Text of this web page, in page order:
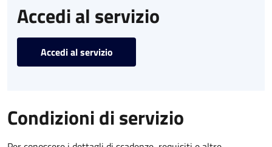
Accedi al servizio
Accedi al servizio
Condizioni di servizio